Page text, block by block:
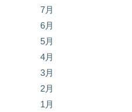
7月
6月
5月
4月
3月
2月
1月